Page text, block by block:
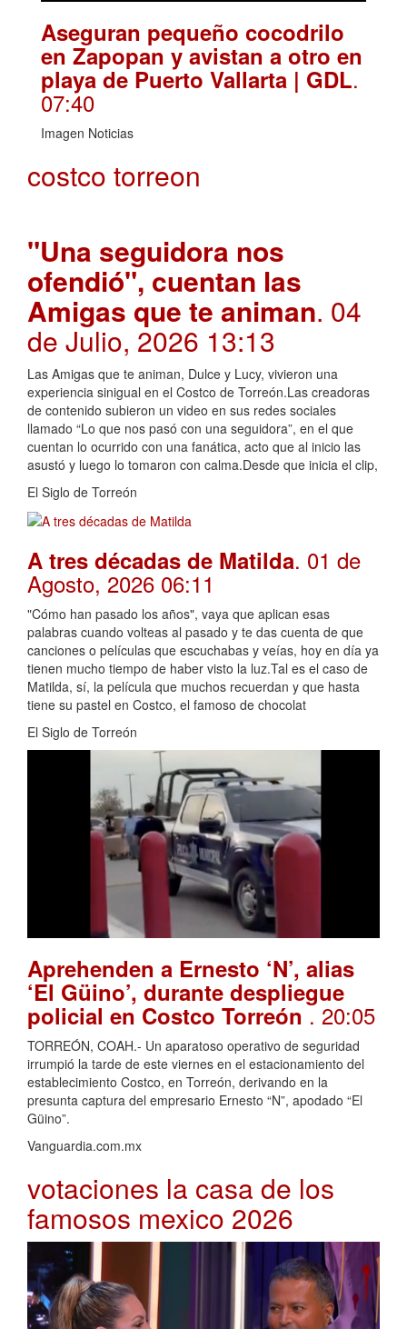
Aseguran pequeño cocodrilo
en Zapopan y avistan a otro en
playa de Puerto Vallarta | GDL.
07:40
Imagen Noticias
costco torreon
"Una seguidora nos
ofendió", cuentan las
Amigas que te animan. 04
de Julio, 2026 13:13
Las Amigas que te animan, Dulce y Lucy, vivieron una
experiencia sinigual en el Costco de Torreón.Las creadoras
de contenido subieron un video en sus redes sociales
llamado “Lo que nos pasó con una seguidora”, en el que
cuentan lo ocurrido con una fanática, acto que al inicio las
asustó y luego lo tomaron con calma.Desde que inicia el clip,
El Siglo de Torreón
A tres décadas de Matilda. 01 de
Agosto, 2026 06:11
"Cómo han pasado los años", vaya que aplican esas
palabras cuando volteas al pasado y te das cuenta de que
canciones o películas que escuchabas y veías, hoy en día ya
tienen mucho tiempo de haber visto la luz.Tal es el caso de
Matilda, sí, la película que muchos recuerdan y que hasta
tiene su pastel en Costco, el famoso de chocolat
El Siglo de Torreón
Aprehenden a Ernesto ‘N’, alias
‘El Güino’, durante despliegue
policial en Costco Torreón. 20:05
TORREÓN, COAH.- Un aparatoso operativo de seguridad
irrumpió la tarde de este viernes en el estacionamiento del
establecimiento Costco, en Torreón, derivando en la
presunta captura del empresario Ernesto “N”, apodado “El
Güino”.
Vanguardia.com.mx
votaciones la casa de los
famosos mexico 2026